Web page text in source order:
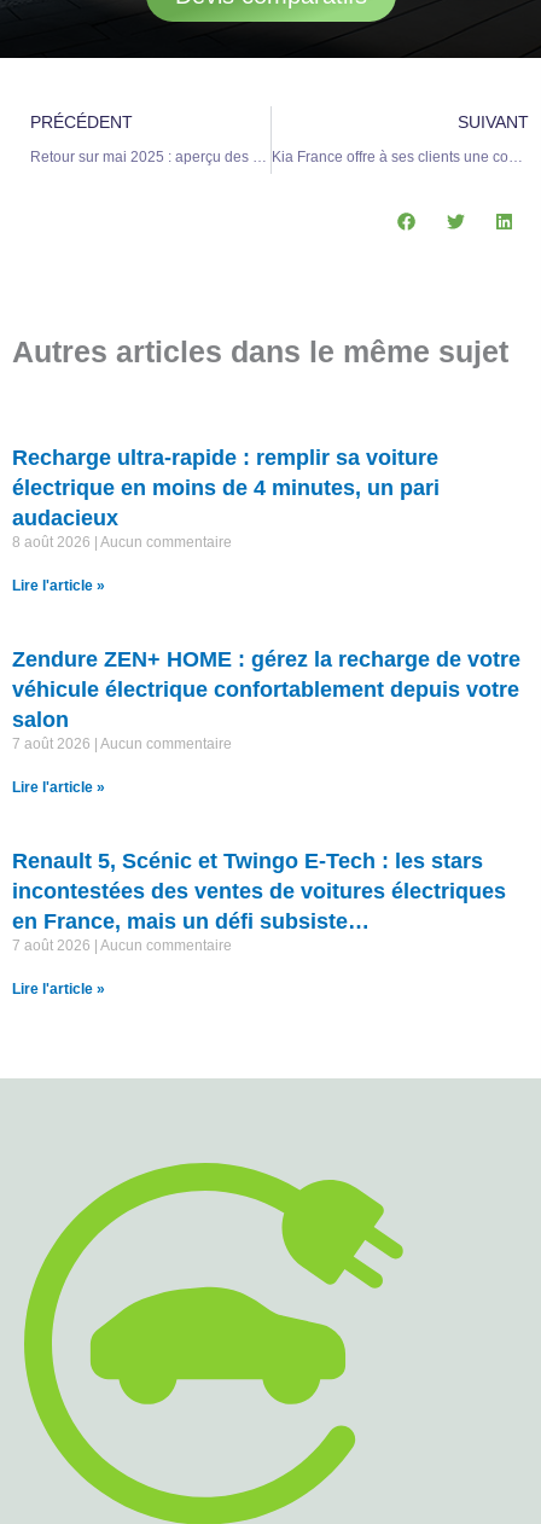
Précédent
PRÉCÉDENT SUIVANT
Autres articles dans le même sujet
Recharge ultra-rapide : remplir sa voiture
électrique en moins de 4 minutes, un pari
audacieux
8 août 2026 Aucun commentaire
Lire l'article »
Zendure ZEN+ HOME : gérez la recharge de votre
véhicule électrique confortablement depuis votre
salon
7 août 2026 Aucun commentaire
Lire l'article »
Renault 5, Scénic et Twingo E-Tech : les stars
incontestées des ventes de voitures électriques
en France, mais un défi subsiste…
7 août 2026 Aucun commentaire
Lire l'article »